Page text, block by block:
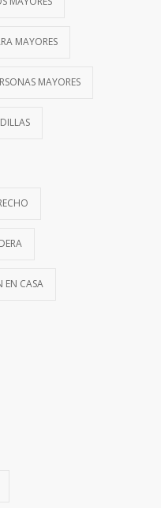
MAYORES
MAYORES
EN CASA